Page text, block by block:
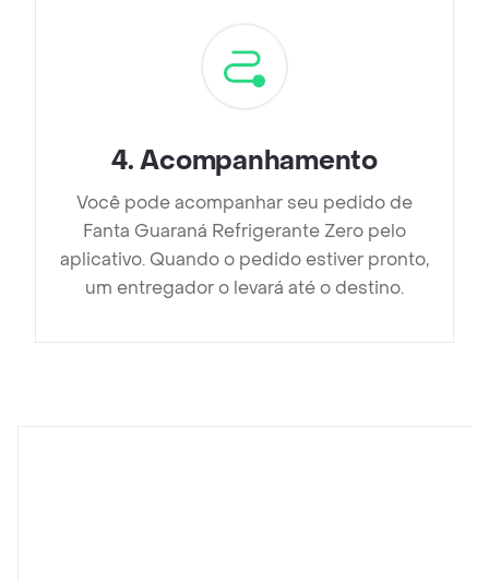
4.Acompanhamento
Você pode acompanhar seu pedido de
Fanta Guaraná Refrigerante Zero pelo
aplicativo. Quando o pedido estiver pronto,
um entregador o levará até o destino.